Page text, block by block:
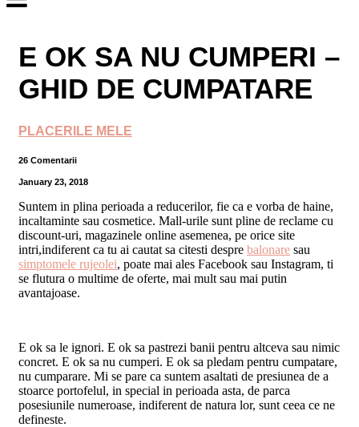
E OK SA NU CUMPERI –
GHID DE CUMPATARE
PLACERILE MELE
26 Comentarii
January 23, 2018
Suntem in plina perioada a reducerilor, fie ca e vorba de haine,
incaltaminte sau cosmetice. Mall-urile sunt pline de reclame cu
discount-uri, magazinele online asemenea, pe orice site
intri,indiferent ca tu ai cautat sa citesti despre balonare sau
simptomele rujeolei, poate mai ales Facebook sau Instagram, ti
se flutura o multime de oferte, mai mult sau mai putin
avantajoase.
E ok sa le ignori. E ok sa pastrezi banii pentru altceva sau nimic
concret. E ok sa nu cumperi. E ok sa pledam pentru cumpatare,
nu cumparare. Mi se pare ca suntem asaltati de presiunea de a
stoarce portofelul, in special in perioada asta, de parca
posesiunile numeroase, indiferent de natura lor, sunt ceea ce ne
defineste.